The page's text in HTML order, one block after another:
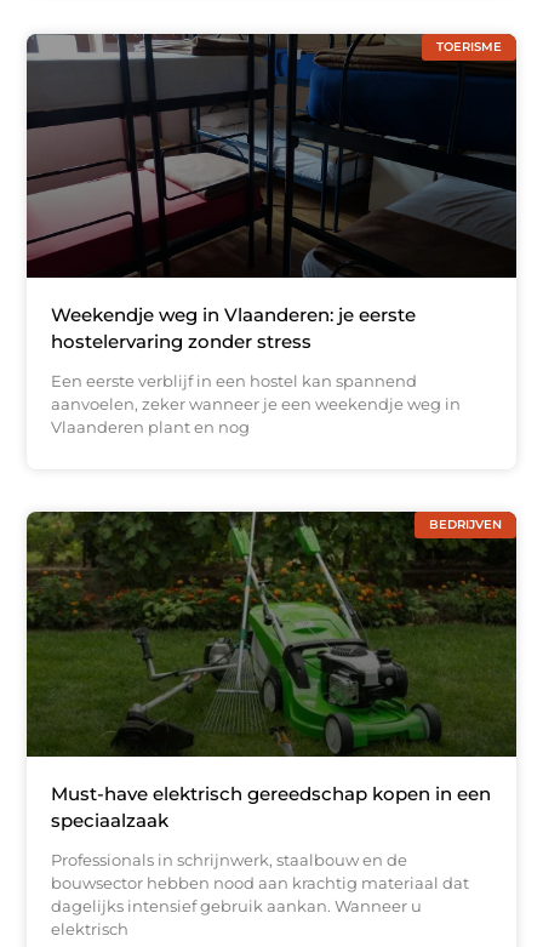
TOERISME
Weekendje weg in Vlaanderen: je eerste
hostelervaring zonder stress
Een eerste verblijf in een hostel kan spannend
aanvoelen, zeker wanneer je een weekendje weg in
Vlaanderen plant en nog
BEDRIJVEN
Must-have elektrisch gereedschap kopen in een
speciaalzaak
Professionals in schrijnwerk, staalbouw en de
bouwsector hebben nood aan krachtig materiaal dat
dagelijks intensief gebruik aankan. Wanneer u
elektrisch